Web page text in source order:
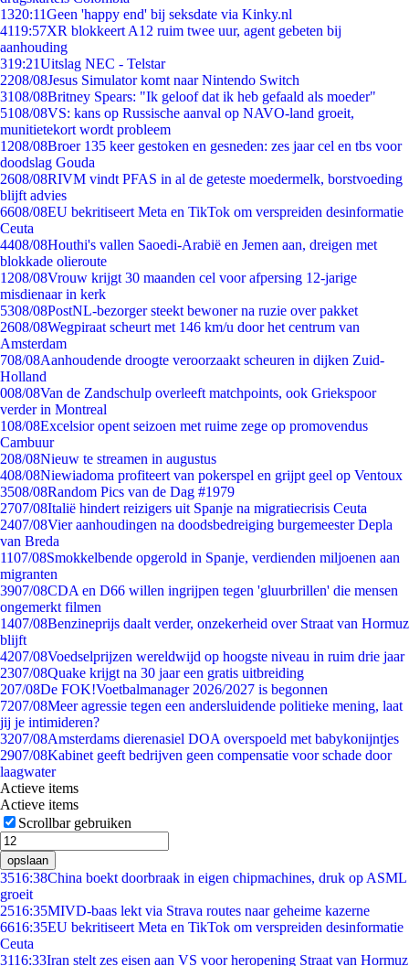
1320:11Geen 'happy end' bij seksdate via Kinky.nl
4119:57XR blokkeert A12 ruim twee uur, agent gebeten bij
aanhouding
319:21Uitslag NEC - Telstar
2208/08Jesus Simulator komt naar Nintendo Switch
3108/08Britney Spears: "Ik geloof dat ik heb gefaald als moeder"
5108/08VS: kans op Russische aanval op NAVO-land groeit,
munitietekort wordt probleem
1208/08Broer 135 keer gestoken en gesneden: zes jaar cel en tbs voor
doodslag Gouda
2608/08RIVM vindt PFAS in al de geteste moedermelk, borstvoeding
blijft advies
6608/08EU bekritiseert Meta en TikTok om verspreiden desinformatie
Ceuta
4408/08Houthi's vallen Saoedi-Arabië en Jemen aan, dreigen met
blokkade olieroute
1208/08Vrouw krijgt 30 maanden cel voor afpersing 12-jarige
misdienaar in kerk
5308/08PostNL-bezorger steekt bewoner na ruzie over pakket
2608/08Wegpiraat scheurt met 146 km/u door het centrum van
Amsterdam
708/08Aanhoudende droogte veroorzaakt scheuren in dijken Zuid-
Holland
008/08Van de Zandschulp overleeft matchpoints, ook Griekspoor
verder in Montreal
108/08Excelsior opent seizoen met ruime zege op promovendus
Cambuur
208/08Nieuw te streamen in augustus
408/08Niewiadoma profiteert van pokerspel en grijpt geel op Ventoux
3508/08Random Pics van de Dag #1979
2707/08Italië hindert reizigers uit Spanje na migratiecrisis Ceuta
2407/08Vier aanhoudingen na doodsbedreiging burgemeester Depla
van Breda
1107/08Smokkelbende opgerold in Spanje, verdienden miljoenen aan
migranten
3907/08CDA en D66 willen ingrijpen tegen 'gluurbrillen' die mensen
ongemerkt filmen
1407/08Benzineprijs daalt verder, onzekerheid over Straat van Hormuz
blijft
4207/08Voedselprijzen wereldwijd op hoogste niveau in ruim drie jaar
2307/08Quake krijgt na 30 jaar een gratis uitbreiding
207/08De FOK!Voetbalmanager 2026/2027 is begonnen
7207/08Meer agressie tegen een andersluidende politieke mening, laat
jij je intimideren?
3207/08Amsterdams dierenasiel DOA overspoeld met babykonijntjes
2907/08Kabinet geeft bedrijven geen compensatie voor schade door
laagwater
Actieve items
Actieve items
Scrollbar gebruiken
opslaan
3516:38China boekt doorbraak in eigen chipmachines, druk op ASML
groeit
2516:35MIVD-baas lekt via Strava routes naar geheime kazerne
6616:35EU bekritiseert Meta en TikTok om verspreiden desinformatie
Ceuta
3116:33Iran stelt zes eisen aan VS voor heropening Straat van Hormuz